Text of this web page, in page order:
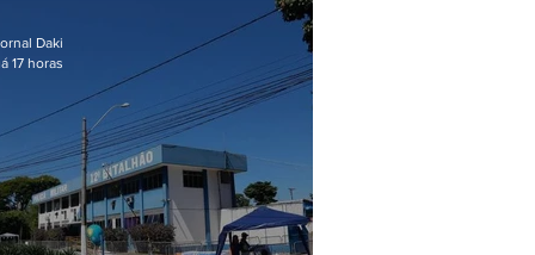
Maricá
Daki
17 horas